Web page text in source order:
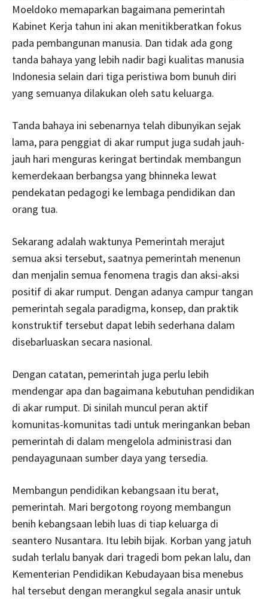
Moeldoko memaparkan bagaimana pemerintah
Kabinet Kerja tahun ini akan menitikberatkan fokus
pada pembangunan manusia. Dan tidak ada gong
tanda bahaya yang lebih nadir bagi kualitas manusia
Indonesia selain dari tiga peristiwa bom bunuh diri
yang semuanya dilakukan oleh satu keluarga.
Tanda bahaya ini sebenarnya telah dibunyikan sejak
lama, para penggiat di akar rumput juga sudah jauh-
jauh hari menguras keringat bertindak membangun
kemerdekaan berbangsa yang bhinneka lewat
pendekatan pedagogi ke lembaga pendidikan dan
orang tua.
Sekarang adalah waktunya Pemerintah merajut
semua aksi tersebut, saatnya pemerintah menenun
dan menjalin semua fenomena tragis dan aksi-aksi
positif di akar rumput. Dengan adanya campur tangan
pemerintah segala paradigma, konsep, dan praktik
konstruktif tersebut dapat lebih sederhana dalam
disebarluaskan secara nasional.
Dengan catatan, pemerintah juga perlu lebih
mendengar apa dan bagaimana kebutuhan pendidikan
di akar rumput. Di sinilah muncul peran aktif
komunitas-komunitas tadi untuk meringankan beban
pemerintah di dalam mengelola administrasi dan
pendayagunaan sumber daya yang tersedia.
Membangun pendidikan kebangsaan itu berat,
pemerintah. Mari bergotong royong membangun
benih kebangsaan lebih luas di tiap keluarga di
seantero Nusantara. Itu lebih bijak. Korban yang jatuh
sudah terlalu banyak dari tragedi bom pekan lalu, dan
Kementerian Pendidikan Kebudayaan bisa menebus
hal tersebut dengan merangkul segala anasir untuk